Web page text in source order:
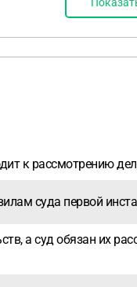
к рассмотрению
суда первой
а суд обязан их